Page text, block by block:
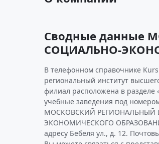
Сводные данные
СОЦИАЛЬНО-
В телефонном справочнике
региональный институт
филиал расположена в разделе
учебные заведения под
МОСКОВСКИЙ РЕГИОНАЛЬНЫЙ
ЭКОНОМИЧЕСКОГО
адресу Бебеля ул., д. 12.